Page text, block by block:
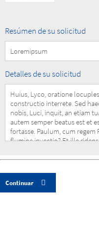
Summary
Request
Resúmen de su solicitud
Details
Request
Detalles de su solicitud